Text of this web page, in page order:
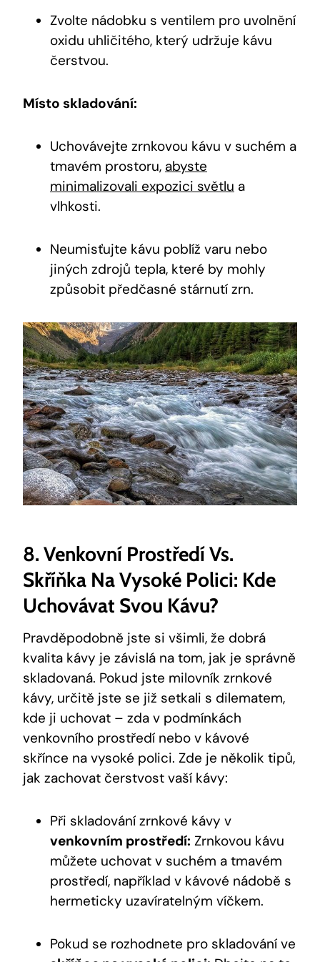
Zvolte nádobku s ventilem pro uvolnění
oxidu uhličitého, který udržuje kávu
čerstvou.
Místo skladování:
Uchovávejte zrnkovou kávu v suchém a
tmavém prostoru, abyste
minimalizovali expozici světlu a
vlhkosti.
Neumisťujte kávu poblíž varu nebo
jiných zdrojů tepla, které by mohly
způsobit předčasné stárnutí zrn.
8. Venkovní Prostředí Vs.
Skříňka Na Vysoké Polici: Kde
Uchovávat Svou Kávu?
Pravděpodobně jste si všimli, že dobrá
kvalita kávy je závislá na tom, jak je správně
skladovaná. Pokud jste milovník zrnkové
kávy, určitě jste se již setkali s dilematem,
kde ji uchovat – zda v podmínkách
venkovního prostředí nebo v kávové
skřínce na vysoké polici. Zde je několik tipů,
jak zachovat čerstvost vaší kávy:
Při skladování zrnkové kávy v
venkovním prostředí: Zrnkovou kávu
můžete uchovat v suchém a tmavém
prostředí, například v kávové nádobě s
hermeticky uzavíratelným víčkem.
Pokud se rozhodnete pro skladování ve